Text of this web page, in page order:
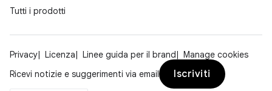
Tutti i prodotti
Privacy Licenza Linee guida per il brand
Manage cookies
Ricevi notizie e suggerimenti via email
Iscriviti